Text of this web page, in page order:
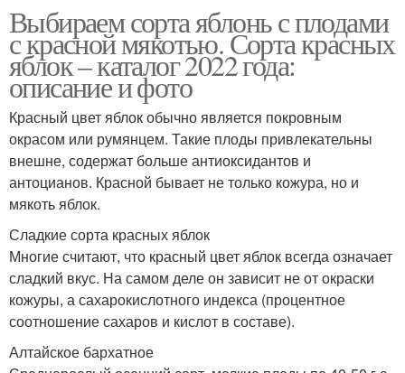
Выбираем сорта яблонь с плодами
с красной мякотью. Сорта красных
яблок – каталог 2022 года:
описание и фото
Красный цвет яблок обычно является покровным
окрасом или румянцем. Такие плоды привлекательны
внешне, содержат больше антиоксидантов и
антоцианов. Красной бывает не только кожура, но и
мякоть яблок.
Сладкие сорта красных яблок
Многие считают, что красный цвет яблок всегда означает
сладкий вкус. На самом деле он зависит не от окраски
кожуры, а сахарокислотного индекса (процентное
соотношение сахаров и кислот в составе).
Алтайское бархатное